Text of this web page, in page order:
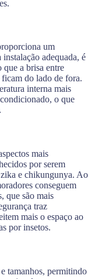
um
adequada, é
a brisa entre
do lado de fora.
interna mais
o que
mais
por serem
zika e chikungunya. Ao
conseguem
que são mais
traz
mais o espaço ao
por insetos.
tamanhos, permitindo